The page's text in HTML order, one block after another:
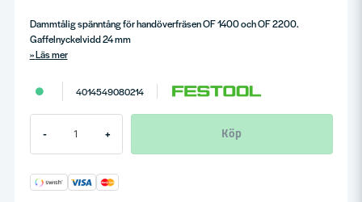
Dammtålig spänntång för handöverfräsen OF 1400 och OF 2200.
Gaffelnyckelvidd 24 mm
Läs mer
4014549080214
- + Köp